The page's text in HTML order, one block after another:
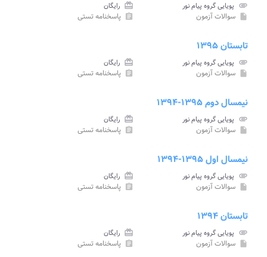
attachment پویایی گروه پیام نور card_giftcard رایگان
insert_drive_file سوالات آزمون assignment پاسخنامه تستی
تابستان ۱۳۹۵
attachment پویایی گروه پیام نور card_giftcard رایگان
insert_drive_file سوالات آزمون assignment پاسخنامه تستی
نیمسال دوم ۱۳۹۵-۱۳۹۴
attachment پویایی گروه پیام نور card_giftcard رایگان
insert_drive_file سوالات آزمون assignment پاسخنامه تستی
نیمسال اول ۱۳۹۵-۱۳۹۴
attachment پویایی گروه پیام نور card_giftcard رایگان
insert_drive_file سوالات آزمون assignment پاسخنامه تستی
تابستان ۱۳۹۴
attachment پویایی گروه پیام نور card_giftcard رایگان
insert_drive_file سوالات آزمون assignment پاسخنامه تستی